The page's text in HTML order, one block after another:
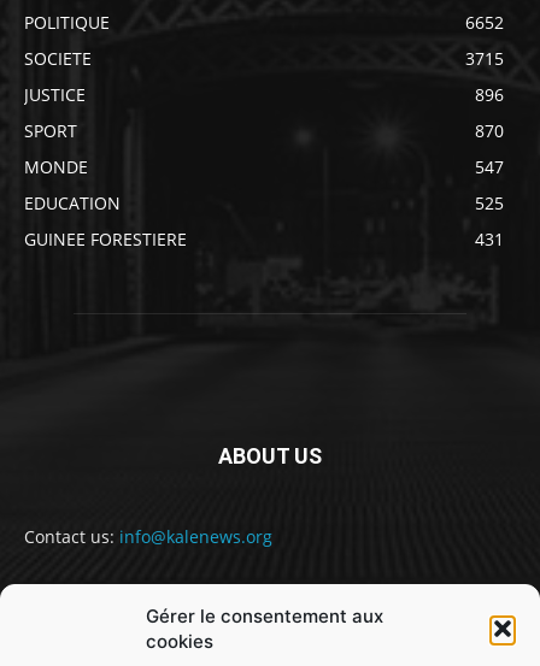
Gérer le consentement aux
cookies
POLITIQUE
6652
SOCIETE
3715
JUSTICE
896
SPORT
870
MONDE
547
EDUCATION
525
GUINEE FORESTIERE
431
ABOUT US
Contact us: info@kalenews.org
FOLLOW US